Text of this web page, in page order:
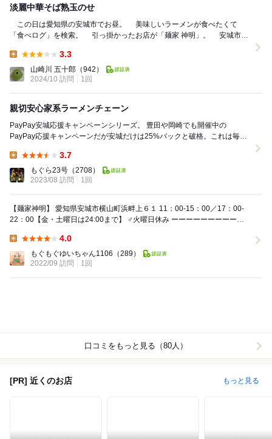
淡麗中華そば熟玉のせ
この日は愛知県の安城市でお昼。 美味しいラーメンが食べたくて
「食べログ」を検索。 引っ掛かったお店が「麺家 神明」。 安城市横
3.3
山崎川 五十郎 （942）
2024/10 訪問
1回
親切安心家系ラーメンチェーン
PayPay安城応援キャンペーンシリーズ。 豊田や岡崎でも開催中の
PayPay応援キャンペーンだが安城だけは25%バックと破格。これは毎日
3.7
もぐら23号 （2708）
2023/08 訪問
1回
【麺家神明】 愛知県安城市横山町浜畔上６１ 11：00-15：00／17：00-
22：00【金・土曜日は24:00まで】 ‍♂️火曜日休み ーーーーーーーーーー
4.0
もぐもぐゆいちゃん1106 （289）
2022/09 訪問
1回
口コミをもっと見る（80人）
[PR] 近くのお店 もっと見る